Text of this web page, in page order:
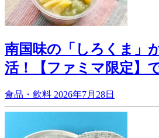
南国味の「しろくま」
活！【ファミマ限定】
食品・飲料 2026年7月28日